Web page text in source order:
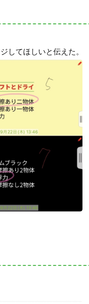
してほしいと伝えた。